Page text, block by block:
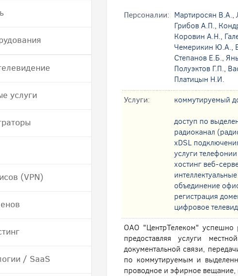
Персоналии: Мартиросян В.А.,
Грибов А.П.,
Коровин А.Н.,
Чемерикин Ю.А.,
Степанов Е.Б.,
Полуэктов Г.П.,
Платицын Н.И.
Услуги:
коммутируемый
доступ по
радиоканал
xDSL
услуги телефонии
хостинг веб-
oбъединение
регистрация
цифровое
ОАО "ЦентрТелеком" успешно
предоставляя услуги
документальной связи,
по коммутируемым и
проводное и эфирное вещание,
услуги
(VPN)
/ SaaS